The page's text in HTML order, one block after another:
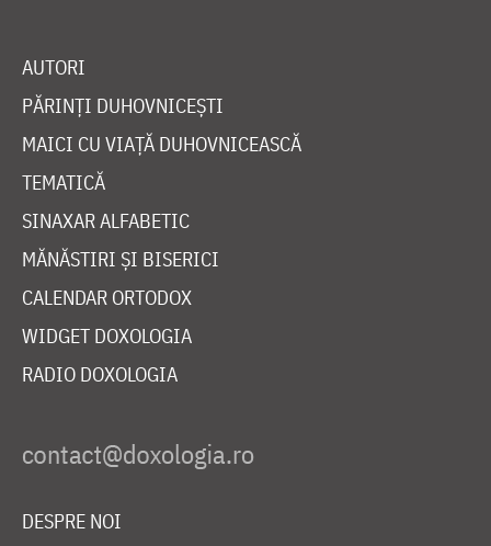
AUTORI
PĂRINȚI DUHOVNICEȘTI
MAICI CU VIAȚĂ DUHOVNICEASCĂ
TEMATICĂ
SINAXAR ALFABETIC
MĂNĂSTIRI ȘI BISERICI
CALENDAR ORTODOX
WIDGET DOXOLOGIA
RADIO DOXOLOGIA
DESPRE NOI